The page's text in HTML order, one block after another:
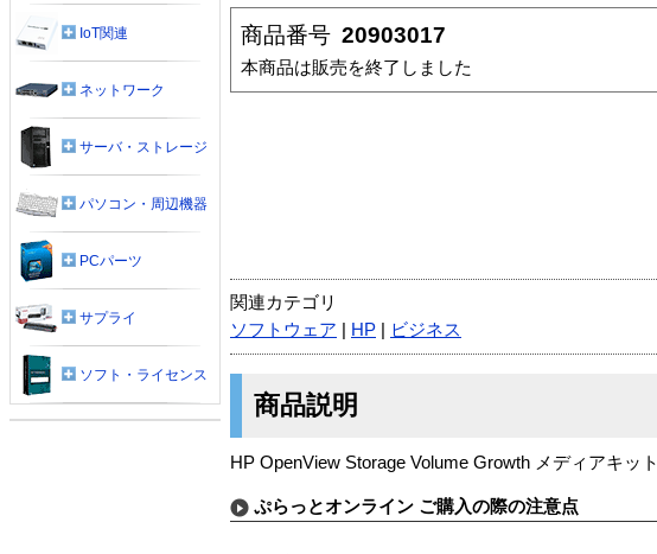
商品番号 20903017
本商品は販売を終了しました
関連カテゴリ
ソフトウェア
HP ビジネス
商品説明
HP OpenView Storage Volume Growth メディアキット
ぷらっとオンライン ご購入の際の注意点
IoT関連
ネットワーク
サーバ・ストレージ
パソコン・周辺機器
PCパーツ
サプライ
ソフト・ライセンス